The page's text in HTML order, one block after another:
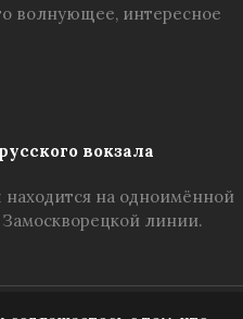
волнующее, интересное
вокзала
на одноимённой
линии.